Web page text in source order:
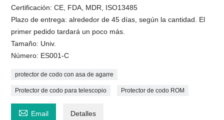
Certificación: CE, FDA, MDR, ISO13485
Plazo de entrega: alrededor de 45 días, según la cantidad. El
primer pedido tardará un poco más.
Tamaño: Univ.
Número: ES001-C
protector de codo con asa de agarre
Protector de codo para telescopio Protector de codo ROM
 Email Detalles